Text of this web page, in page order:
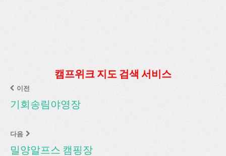
캠프위크 지도 검색 서비스
이전
기회송림야영장
다음
밀양알프스 캠핑장